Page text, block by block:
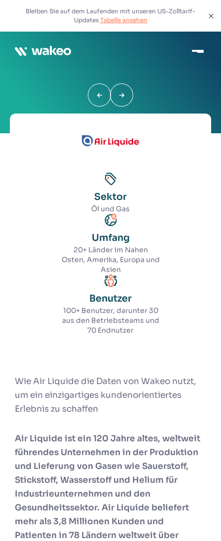
Bleiben Sie auf dem Laufenden mit unseren US-Zolltarif-
Updates Tabelle ansehen
Sektor
Öl und Gas
Umfang
20+ Länder im Nahen
Osten, Amerika, Europa und
Asien
Benutzer
100+ Benutzer, darunter 30
aus den Betriebsteams und
70 Endnutzer
Wie Air Liquide die Daten von Wakeo nutzt,
um ein einzigartiges kundenorientiertes
Erlebnis zu schaffen
Air Liquide ist ein 120 Jahre altes, weltweit
führendes Unternehmen in der Produktion
und Lieferung von Gasen wie Sauerstoff,
Stickstoff, Wasserstoff und Helium für
Industrieunternehmen und den
Gesundheitssektor. Air Liquide beliefert
mehr als 3,8 Millionen Kunden und
Patienten in 78 Ländern weltweit über